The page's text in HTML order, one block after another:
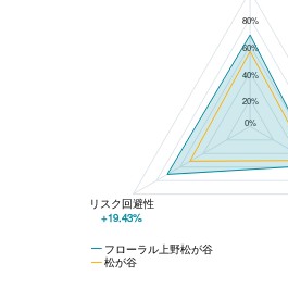
80%
60%
40%
20%
0%
フローラル上野松が谷
松が谷
リスク回避性
+19.43%